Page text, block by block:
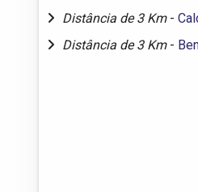
Distância de 3 Km -
Distância de 3 Km -